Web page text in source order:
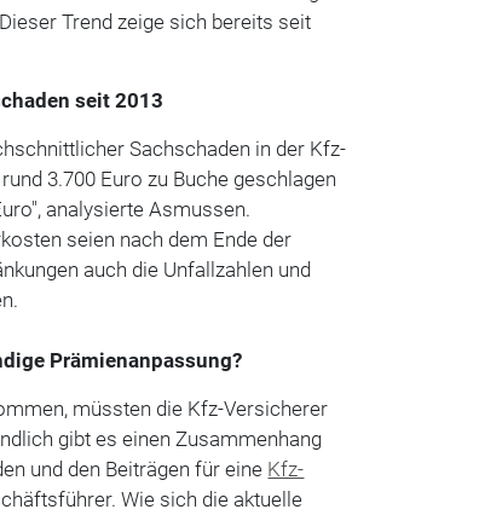
Trend zeige sich bereits seit
seit 2013
Sachschaden in der Kfz-
3.700 Euro zu Buche geschlagen
analysierte Asmussen.
seien nach dem Ende der
auch die Unfallzahlen und
Prämienanpassung?
müssten die Kfz-Versicherer
gibt es einen Zusammenhang
und den Beiträgen für eine Kfz-
Wie sich die aktuelle